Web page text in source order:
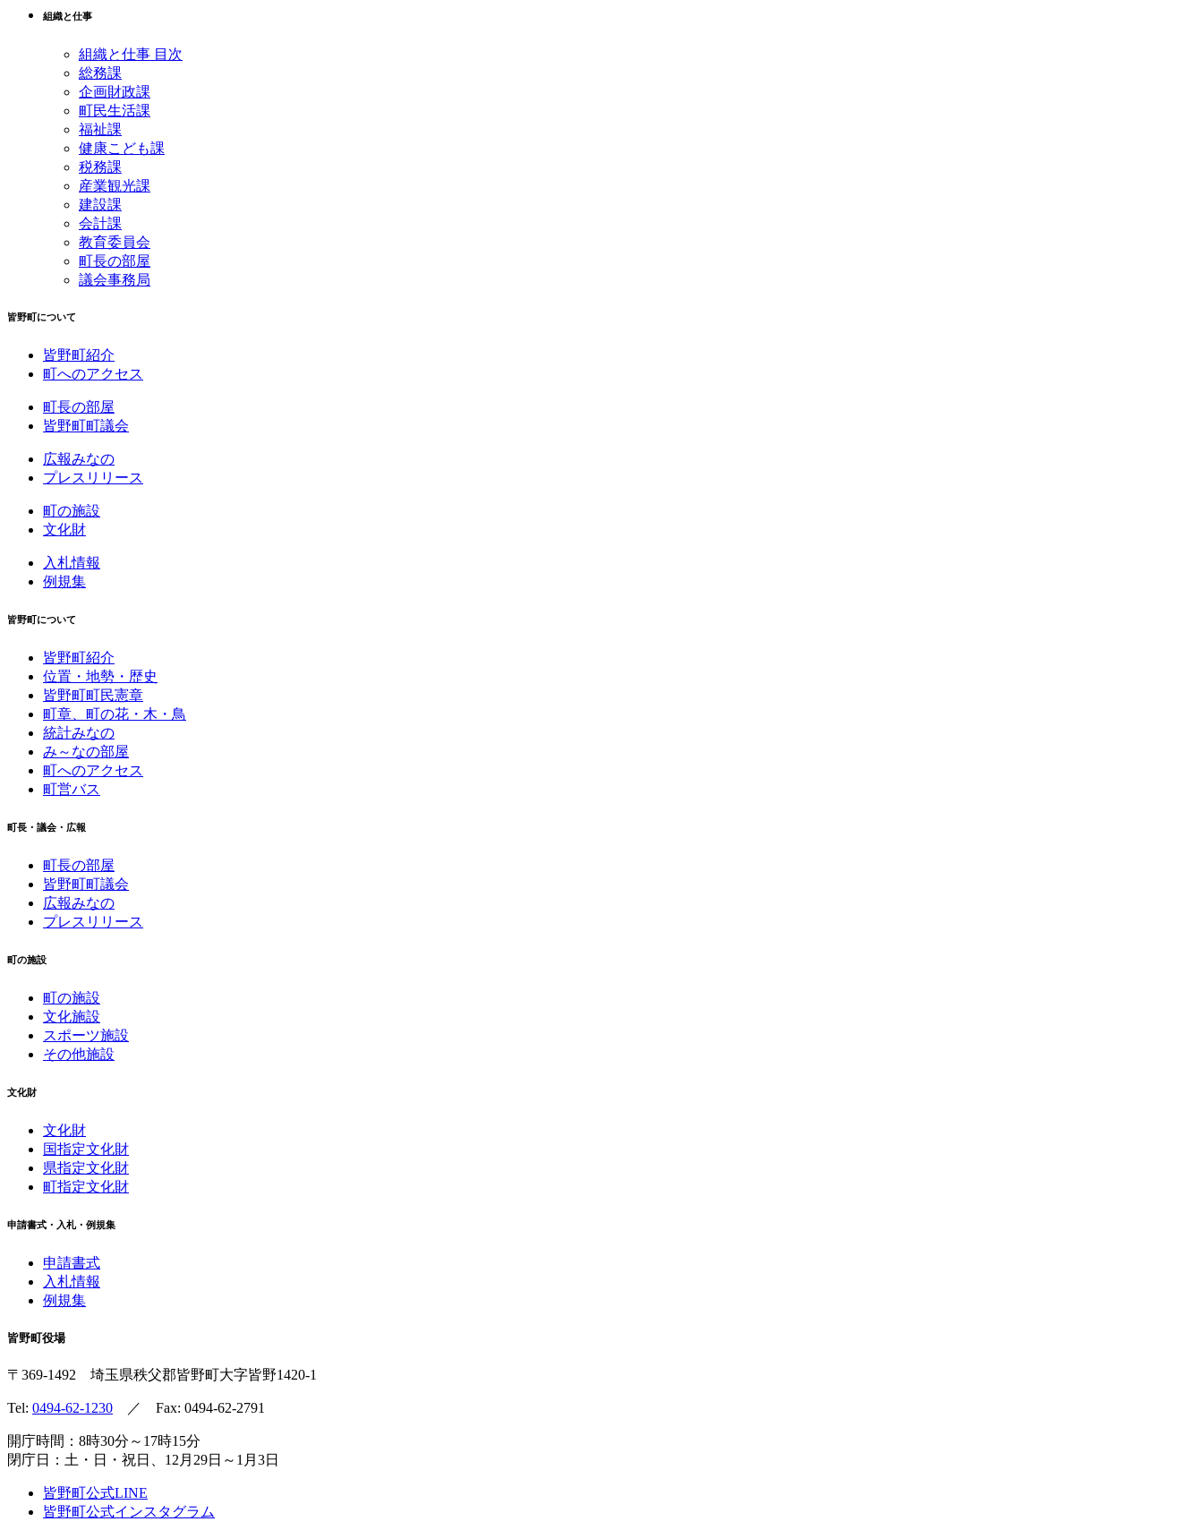
組織と仕事
組織と仕事 目次
総務課
企画財政課
町民生活課
福祉課
健康こども課
税務課
産業観光課
建設課
会計課
教育委員会
町長の部屋
議会事務局
皆野町について
皆野町紹介
町へのアクセス
町長の部屋
皆野町町議会
広報みなの
プレスリリース
町の施設
文化財
入札情報
例規集
皆野町について
皆野町紹介
位置・地勢・歴史
皆野町町民憲章
町章、町の花・木・鳥
統計みなの
み～なの部屋
町へのアクセス
町営バス
町長・議会・広報
町長の部屋
皆野町町議会
広報みなの
プレスリリース
町の施設
町の施設
文化施設
スポーツ施設
その他施設
文化財
文化財
国指定文化財
県指定文化財
町指定文化財
申請書式・入札・例規集
申請書式
入札情報
例規集
皆野町役場
〒369-1492 埼玉県秩父郡皆野町 大字皆野1420-1
Tel: 0494-62-1230 ／ Fax: 0494-62-2791
開庁時間：8時30分～17時15分
閉庁日：土・日・祝日、12月29日～1月3日
皆野町公式LINE
皆野町公式インスタグラム